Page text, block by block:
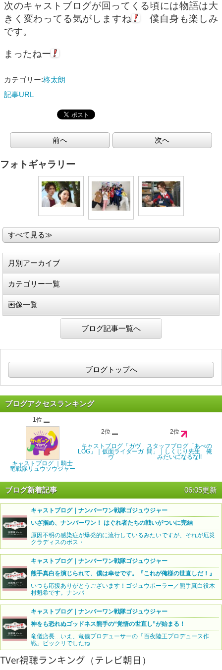
次のキャストブログが回ってくる頃には物語は大
きく変わってる気がしますね
僕自身も楽しみ
です。
まったねー
カテゴリー:柊太朗
記事URL
前へ 次へ
フォトギャラリー
すべて見る≫
月別アーカイブ
カテゴリー一覧
画像一覧
ブログ記事一覧へ
ブログトップへ
ブログアクセスランキング
1位
キャストブログ ｜騎士
竜戦隊リュウソウジャー
2位
キャストブログ「ガヴ
LOG」｜仮面ライダーガ
ヴ
2位
スタッフブログ「あべの
間」｜しくじり先生 俺
みたいになるな!!
ブログ新着記事 06:05更新
キャストブログ｜ナンバーワン戦隊ゴジュウジャー
いざ掴め、ナンバーワン！ はぐれ者たちの戦いがついに完結
原因不明の感染症が爆発的に流行しているみたいですが、それが厄災
クラディスのボス・
キャストブログ｜ナンバーワン戦隊ゴジュウジャー
熊手真白を演じられて、僕は幸せです。『これが俺様の世直しだ！』
いつも応援ありがとうございます！ゴジュウポーラー／熊手真白役木
村魁希です。ナンバ
キャストブログ｜ナンバーワン戦隊ゴジュウジャー
神をも恐れぬゴッドネス熊手の“覚悟の世直し”が始まる！
竜儀店長…いえ、竜儀プロデューサーの「百夜陸王プロデュース作
戦」ビックリでしたね
TVer視聴ランキング（テレビ朝日）